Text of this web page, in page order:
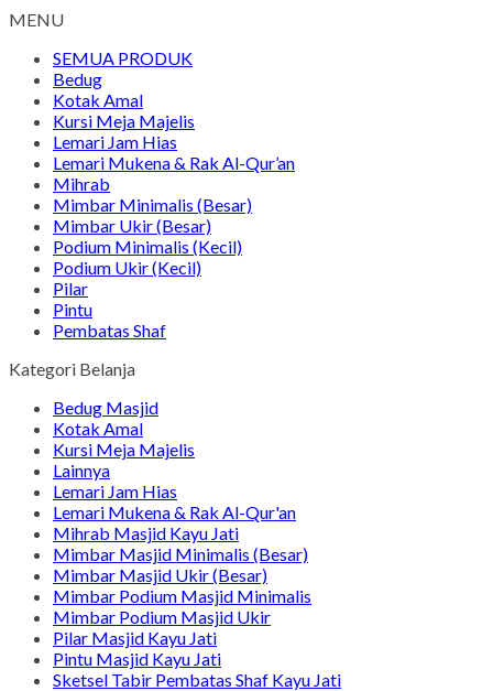
MENU
SEMUA PRODUK
Bedug
Kotak Amal
Kursi Meja Majelis
Lemari Jam Hias
Lemari Mukena & Rak Al-Qur’an
Mihrab
Mimbar Minimalis (Besar)
Mimbar Ukir (Besar)
Podium Minimalis (Kecil)
Podium Ukir (Kecil)
Pilar
Pintu
Pembatas Shaf
Kategori Belanja
Bedug Masjid
Kotak Amal
Kursi Meja Majelis
Lainnya
Lemari Jam Hias
Lemari Mukena & Rak Al-Qur'an
Mihrab Masjid Kayu Jati
Mimbar Masjid Minimalis (Besar)
Mimbar Masjid Ukir (Besar)
Mimbar Podium Masjid Minimalis
Mimbar Podium Masjid Ukir
Pilar Masjid Kayu Jati
Pintu Masjid Kayu Jati
Sketsel Tabir Pembatas Shaf Kayu Jati